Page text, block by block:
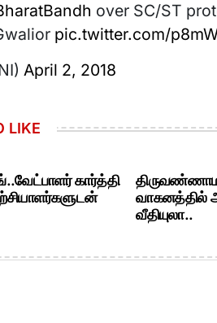
over SC/ST
pic.twitter.com/
April 2, 2018
LIKE
கார்த்தி
வீதியுலா..